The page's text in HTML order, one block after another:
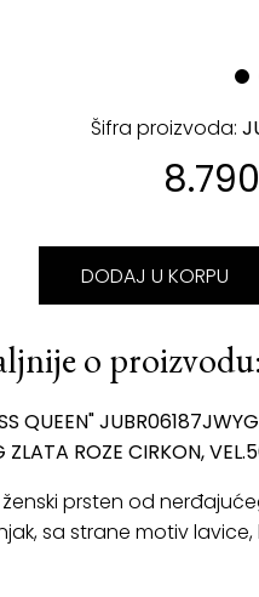
Šifra proizvoda:
DODAJ U KORPU
o proizvodu:
QUEEN"
ZLATA ROZE CIRKON,
prsten od
sa strane motiv lavice,